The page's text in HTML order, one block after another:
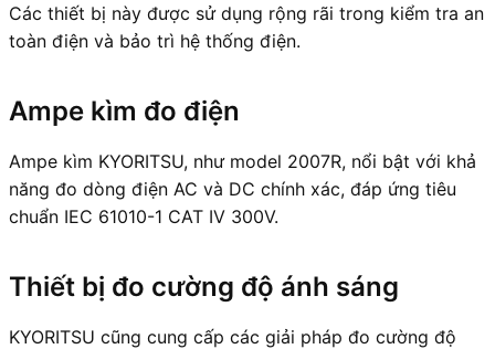
Các thiết bị này được sử dụng rộng rãi trong kiểm tra an
toàn điện và bảo trì hệ thống điện.
Ampe kìm đo điện
Ampe kìm KYORITSU, như model 2007R, nổi bật với khả
năng đo dòng điện AC và DC chính xác, đáp ứng tiêu
chuẩn IEC 61010-1 CAT IV 300V.
Thiết bị đo cường độ ánh sáng
KYORITSU cũng cung cấp các giải pháp đo cường độ